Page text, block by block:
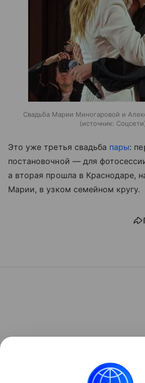
Свадьба Марии Миногаровой и
источник: Соцсети
Это уже третья свадьба пары:
постановочной — для
а вторая прошла в Краснодаре,
Марии, в узком семейном кругу.